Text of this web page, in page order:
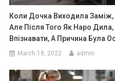
Коли Дочка Виходила
Але Після Того Як Наро
Впізнавати, А Причина Була
March 18, 2022 admin